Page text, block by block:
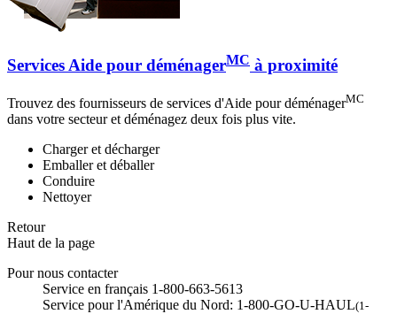
Services Aide pour déménagerMC à proximité
Trouvez des fournisseurs de services d'Aide pour déménagerMC
dans votre secteur et déménagez deux fois plus vite.
Charger et décharger
Emballer et déballer
Conduire
Nettoyer
Retour
Haut de la page
Pour nous contacter
Service en français 1-800-663-5613
Service pour l'Amérique du Nord: 1-800-GO-U-HAUL(1-